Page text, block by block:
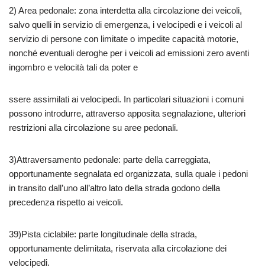
2) Area pedonale: zona interdetta alla circolazione dei veicoli,
salvo quelli in servizio di emergenza, i velocipedi e i veicoli al
servizio di persone con limitate o impedite capacità motorie,
nonché eventuali deroghe per i veicoli ad emissioni zero aventi
ingombro e velocità tali da poter e
ssere assimilati ai velocipedi. In particolari situazioni i comuni
possono introdurre, attraverso apposita segnalazione, ulteriori
restrizioni alla circolazione su aree pedonali.
3)Attraversamento pedonale: parte della carreggiata,
opportunamente segnalata ed organizzata, sulla quale i pedoni
in transito dall’uno all’altro lato della strada godono della
precedenza rispetto ai veicoli.
39)Pista ciclabile: parte longitudinale della strada,
opportunamente delimitata, riservata alla circolazione dei
velocipedi.